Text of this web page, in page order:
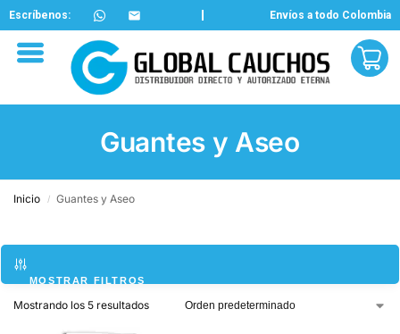
Escríbenos: Envíos a todo Colombia
Guantes y Aseo
Inicio / Guantes y Aseo
MOSTRAR FILTROS
Mostrando los 5 resultados